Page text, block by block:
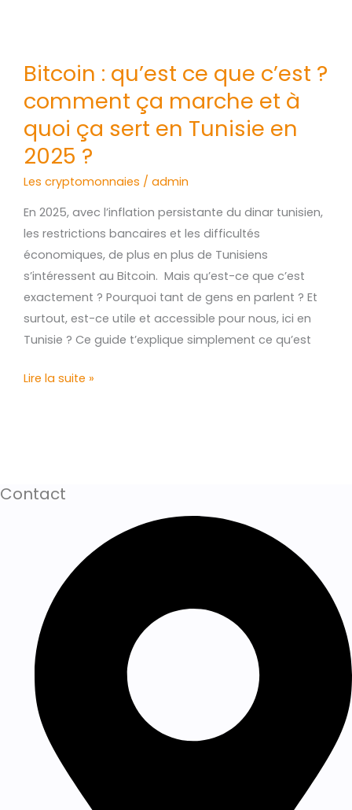
Bitcoin : qu’est ce que c’est ?
comment ça marche et à
quoi ça sert en Tunisie en
2025 ?
Les cryptomonnaies / admin
En 2025, avec l’inflation persistante du dinar tunisien,
les restrictions bancaires et les difficultés
économiques, de plus en plus de Tunisiens
s’intéressent au Bitcoin. Mais qu’est-ce que c’est
exactement ? Pourquoi tant de gens en parlent ? Et
surtout, est-ce utile et accessible pour nous, ici en
Tunisie ? Ce guide t’explique simplement ce qu’est
qu’est
que
c’est
?
ça
marche
et
à
quoi
ça
sert
en
Lire la suite »
Contact